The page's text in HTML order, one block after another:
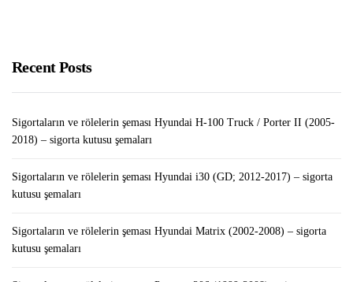
(2007-2020) – sigorta kutusu şemaları
Recent Posts
Sigortaların ve rölelerin şeması Hyundai H-100 Truck / Porter II (2005-
2018) – sigorta kutusu şemaları
Sigortaların ve rölelerin şeması Hyundai i30 (GD; 2012-2017) – sigorta
kutusu şemaları
Sigortaların ve rölelerin şeması Hyundai Matrix (2002-2008) – sigorta
kutusu şemaları